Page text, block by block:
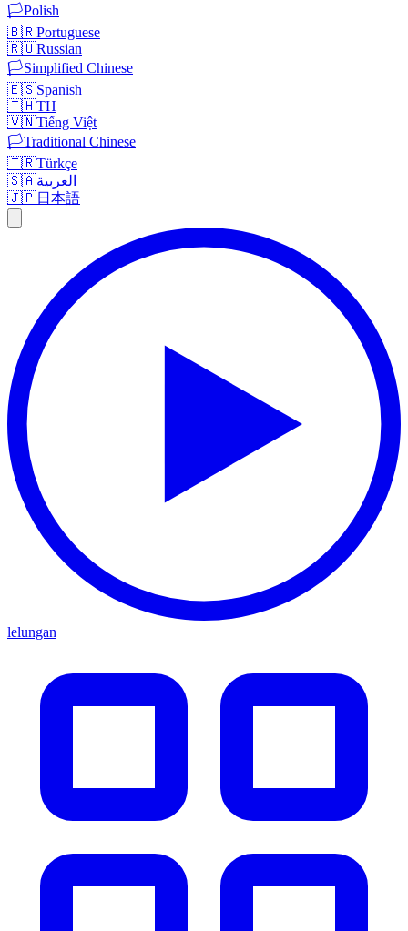
🏳️Polish
🇧🇷Portuguese
🇷🇺Russian
🏳️Simplified Chinese
🇪🇸Spanish
🇹🇭TH
🇻🇳Tiếng Việt
🏳️Traditional Chinese
🇹🇷Türkçe
🇸🇦العربية
🇯🇵日本語
lelungan